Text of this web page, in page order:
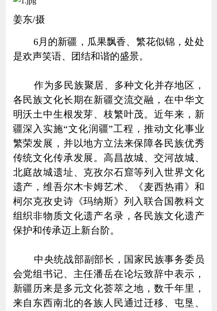
姜东/摄
6月的新疆，瓜果飘香、繁花似锦，处处
是欢声笑语、团结和谐的盛景。
作为多民族聚居、多种文化并存地区，
各民族文化长期在新疆交流交融，在中华文
明沃土中生根发芽、枝繁叶茂。近年来，新
疆深入实施“文化润疆”工程，推动文化事业
繁荣发展，并以地方立法来保障各民族优秀
传统文化传承发展。高昌故城、交河故城、
北庭故城遗址、克孜尔石窟等列入世界文化
遗产，维吾尔木卡姆艺术、《麦西热甫》和
柯尔克孜史诗《玛纳斯》列入联合国教科文
组织非物质文化遗产名录，各民族文化遗产
保护和传承迈上新台阶。
中央统战部副部长，国家民族事务委员
会党组书记、主任潘岳在论坛致辞中表示，
新疆历来是多元文化荟萃之地，数千年里，
来自东西南北的各族人民通过迁移、屯垦、